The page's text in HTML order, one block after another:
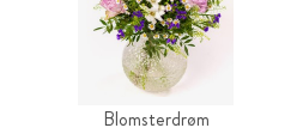
Blomsterdrøm